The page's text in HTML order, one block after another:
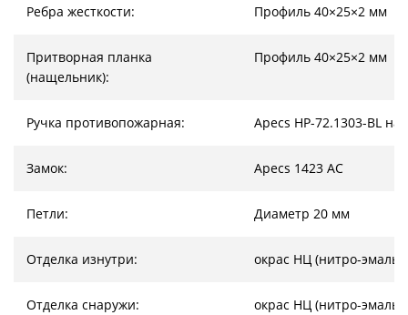
Ребра жесткости: Профиль 40×25×2 мм
Притворная планка
(нащельник):
Профиль 40×25×2 мм
Ручка противопожарная: Apecs HP-72.1303-BL на
Замок: Apecs 1423 AC
Петли: Диаметр 20 мм
Отделка изнутри: окрас НЦ (нитро-эмаль)
Отделка снаружи: окрас НЦ (нитро-эмаль)